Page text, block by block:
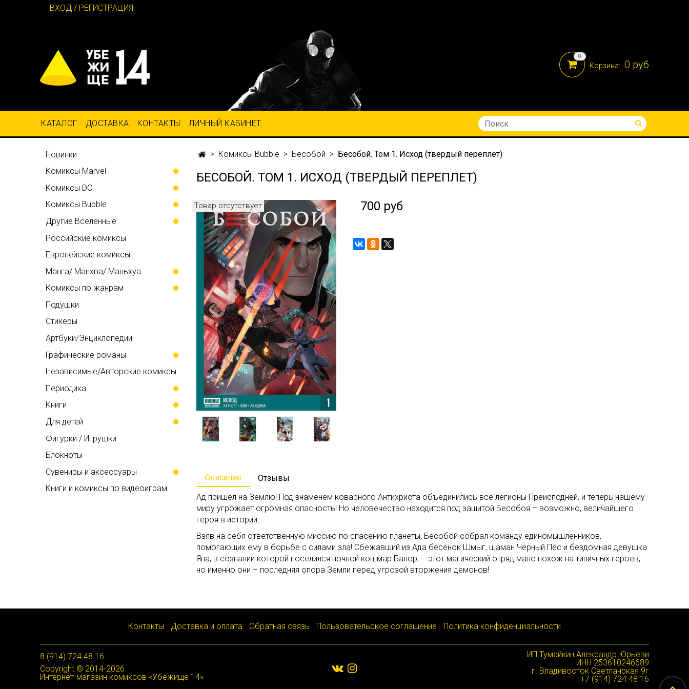
ВХОД / РЕГИСТРАЦИЯ
0
Корзина: 0 руб
КАТАЛОГ ДОСТАВКА КОНТАКТЫ ЛИЧНЫЙ КАБИНЕТ
Комиксы Bubble Бесобой Бесобой. Том 1. Исход (твердый переплет)
БЕСОБОЙ. ТОМ 1. ИСХОД (ТВЕРДЫЙ ПЕРЕПЛЕТ)
Товар отсутствует 700 руб
Описание
Ад пришёл на Землю! Под знаменем коварного Антихриста объединились все легионы Преисподней, и теперь нашему
миру угрожает огромная опасность! Но человечество находится под защитой Бесобоя – возможно, величайшего
героя в истории.
Взяв на себя ответственную миссию по спасению планеты, Бесобой собрал команду единомышленников,
помогающих ему в борьбе с силами зла! Сбежавший из Ада бесёнок Шмыг, шаман Чёрный Пёс и бездомная девушка
Яна, в сознании которой поселился ночной кошмар Балор, – этот магический отряд мало похож на типичных героев,
но именно они – последняя опора Земли перед угрозой вторжения демонов!
Отзывы
Новинки
Комиксы Marvel
Комиксы DC
Комиксы Bubble
Другие Вселенные
Российские комиксы
Европейские комиксы
Манга/ Манхва/ Маньхуа
Комиксы по жанрам
Подушки
Стикеры
Артбуки/Энциклопедии
Графические романы
Независимые/Авторские комиксы
Периодика
Книги
Для детей
Фигурки / Игрушки
Блокноты
Сувениры и аксессуары
Книги и комиксы по видеоиграм
Контакты Доставка и оплата Обратная связь Пользовательское соглашение Политика конфиденциальности
8 (914) 724 48 16
Copyright © 2014-2026
Интернет-магазин комиксов «Убежище 14»
ИП Тумайкин Александр Юрьеви
ИНН 253610246689
г. Владивосток Светланская 9г
+7 (914) 724 48 16